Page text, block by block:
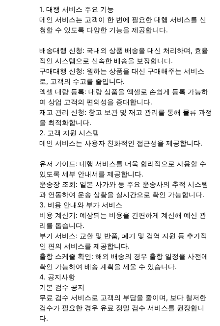
1. 대행 서비스 주요 기능
메인 서비스는 고객이 한 번에 필요한 대행 서비스를 신
청할 수 있도록 다양한 기능을 제공합니다.
배송대행 신청: 국내외 상품 배송을 대신 처리하며, 효율
적인 시스템으로 신속한 배송을 보장합니다.
구매대행 신청: 원하는 상품을 대신 구매해주는 서비스
로, 고객의 수고를 줄입니다.
엑셀 대량 등록: 대량 상품을 엑셀로 손쉽게 등록 가능하
여 상업 고객의 편의성을 증대합니다.
재고 관리 신청: 창고 보관 및 재고 관리를 통해 물류 과정
을 최적화합니다.
2. 고객 지원 시스템
메인 서비스는 사용자 친화적인 접근성을 제공합니다.
유저 가이드: 대행 서비스를 더욱 합리적으로 사용할 수
있도록 세부 안내서를 제공합니다.
운송장 조회: 일본 사가와 등 주요 운송사의 추적 시스템
과 연동하여 운송 상황을 실시간으로 확인 가능합니다.
3. 비용 안내와 부가 서비스
비용 계산기: 예상되는 비용을 간편하게 계산해 예산 관
리를 돕습니다.
부가 서비스: 교환 및 반품, 폐기 및 검역 지원 등 추가적
인 편의 서비스를 제공합니다.
출항 스케줄 확인: 해외 배송의 경우 출항 일정을 사전에
확인 가능하여 배송 계획을 세울 수 있습니다.
4. 공지사항
기본 검수 공지
무료 검수 서비스로 고객의 부담을 줄이며, 보다 철저한
검수가 필요한 경우 유료 정밀 검수 서비스를 권장합니
다.